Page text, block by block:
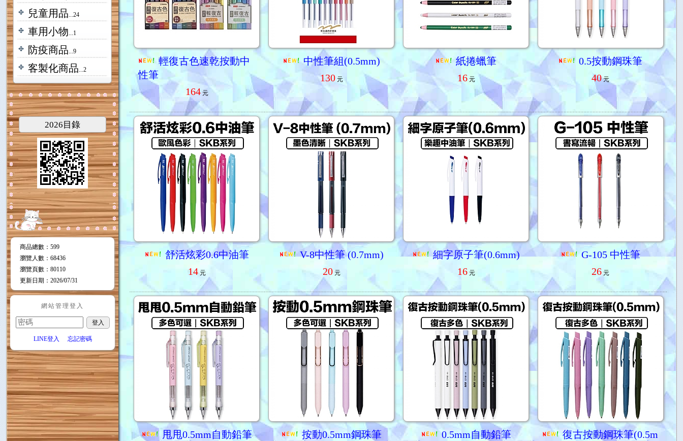
兒童用品 ...24
車用小物 ...1
防疫商品 ...9
客製化商品 ...2
2026目錄
商品總數 ：599
瀏覽人數 ：68436
瀏覽頁數 ：80110
更新日期 ：2026/07/31
網站管理登入
LINE登入 忘記密碼
輕復古色速乾按動中
性筆
164元
中性筆組(0.5mm)
130元
紙捲蠟筆
16元
0.5按動鋼珠筆
40元
舒活炫彩0.6中油筆
14元
V-8中性筆 (0.7mm)
20元
細字原子筆(0.6mm)
16元
G-105 中性筆
26 元
甩甩0.5mm自動鉛筆
按動0.5mm鋼珠筆
0.5mm自動鉛筆
復古按動鋼珠筆(0.5m